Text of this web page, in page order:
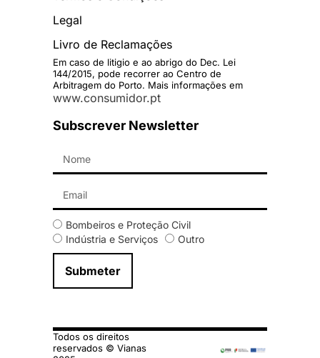
Legal
Livro de Reclamações
Em caso de litigio e ao abrigo do Dec. Lei
144/2015, pode recorrer ao Centro de
Arbitragem do Porto. Mais informações em
www.consumidor.pt
Subscrever Newsletter
Bombeiros e Proteção Civil
Indústria e Serviços
Outro
Submeter
Todos os direitos
reservados © Vianas